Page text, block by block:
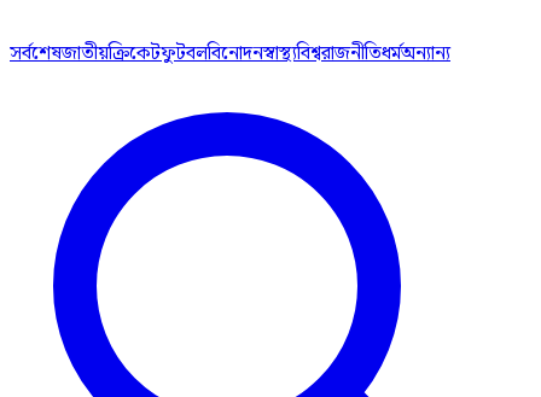
সর্বশেষজাতীয়ক্রিকেটফুটবলবিনোদনস্বাস্থ্যবিশ্বরাজনীতিধর্মঅন্যান্য